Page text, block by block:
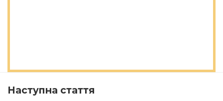
Наступна стаття